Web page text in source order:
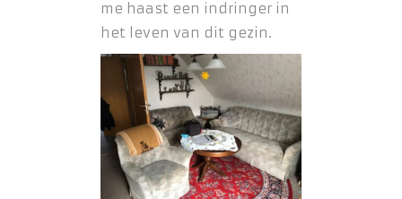
me haast een indringer in
het leven van dit gezin.